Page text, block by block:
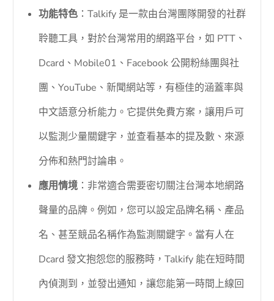
功能特色 ：Talkify 是一款由台灣團隊開發的社群
聆聽工具，對於台灣常用的網路平台，如 PTT、
Dcard、Mobile01、Facebook 公開粉絲團與社
團、YouTube、新聞網站等，有極佳的涵蓋率與
中文語意分析能力。它提供免費方案，讓用戶可
以監測少量關鍵字，並查看基本的提及數、來源
分佈和熱門討論串。
應用情境 ：非常適合需要密切關注台灣本地網路
聲量的品牌。例如，您可以設定品牌名稱、產品
名、甚至競品名稱作為監測關鍵字。當有人在
Dcard 發文抱怨您的服務時，Talkify 能在短時間
內偵測到，並發出通知，讓您能第一時間上線回